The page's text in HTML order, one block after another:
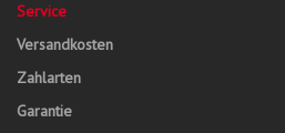
Service
Versandkosten
Zahlarten
Garantie